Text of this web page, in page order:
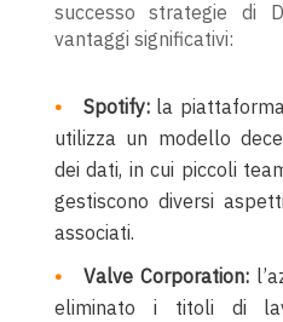
successo strategie di
vantaggi significativi:
Spotify: la
utilizza un modello
dei dati, in cui piccoli
gestiscono diversi
associati.
Valve Corporation:
eliminato i titoli di